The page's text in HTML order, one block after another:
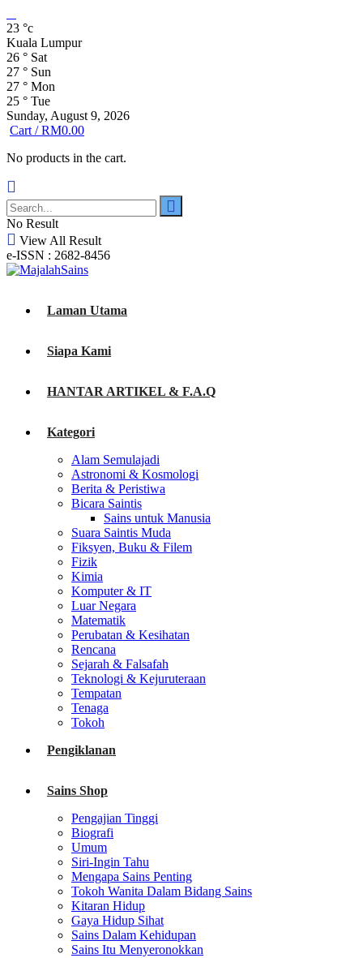
23 °c
Kuala Lumpur
26 ° Sat
27 ° Sun
27 ° Mon
25 ° Tue
Sunday, August 9, 2026
Cart /RM0.00
No products in the cart.
No Result
View All Result
e-ISSN : 2682-8456
Laman Utama
Siapa Kami
HANTAR ARTIKEL & F.A.Q
Kategori
Alam Semulajadi
Astronomi & Kosmologi
Berita & Peristiwa
Bicara Saintis
Sains untuk Manusia
Suara Saintis Muda
Fiksyen, Buku & Filem
Fizik
Kimia
Komputer & IT
Luar Negara
Matematik
Perubatan & Kesihatan
Rencana
Sejarah & Falsafah
Teknologi & Kejuruteraan
Tempatan
Tenaga
Tokoh
Pengiklanan
Sains Shop
Pengajian Tinggi
Biografi
Umum
Siri-Ingin Tahu
Mengapa Sains Penting
Tokoh Wanita Dalam Bidang Sains
Kitaran Hidup
Gaya Hidup Sihat
Sains Dalam Kehidupan
Sains Itu Menyeronokkan